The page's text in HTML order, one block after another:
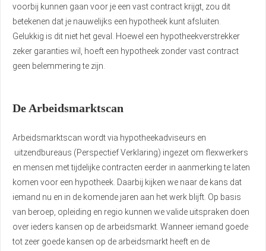
voorbij kunnen gaan voor je een vast contract krijgt, zou dit
betekenen dat je nauwelijks een hypotheek kunt afsluiten.
Gelukkig is dit niet het geval. Hoewel een hypotheekverstrekker
zeker garanties wil, hoeft een hypotheek zonder vast contract
geen belemmering te zijn.
De Arbeidsmarktscan
Arbeidsmarktscan wordt via hypotheekadviseurs en
uitzendbureaus (Perspectief Verklaring) ingezet om flexwerkers
en mensen met tijdelijke contracten eerder in aanmerking te laten
komen voor een hypotheek. Daarbij kijken we naar de kans dat
iemand nu en in de komende jaren aan het werk blijft. Op basis
van beroep, opleiding en regio kunnen we valide uitspraken doen
over ieders kansen op de arbeidsmarkt. Wanneer iemand goede
tot zeer goede kansen op de arbeidsmarkt heeft en de